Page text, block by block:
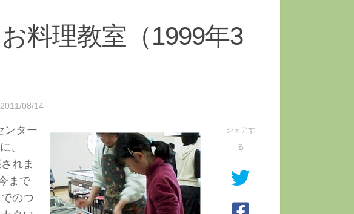
料理教室（1999年3
2011/08/14
ンター
、
れま
まで
のつ
シェアす
る